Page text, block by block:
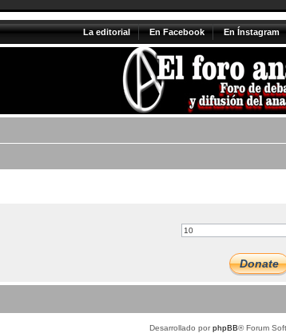
La editorial En Facebook En Ínstagram
Desarrollado porphpBB® Forum